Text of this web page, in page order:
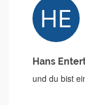
Hans
und du bist